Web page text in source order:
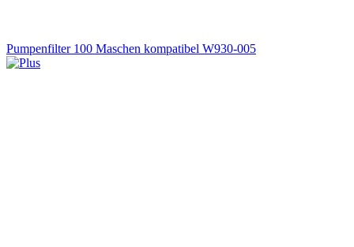
Pumpenfilter 100 Maschen kompatibel W930-005